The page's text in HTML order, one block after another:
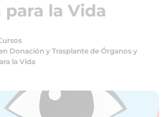
para la Vida
Donación y Trasplante de Órganos y
la Vida